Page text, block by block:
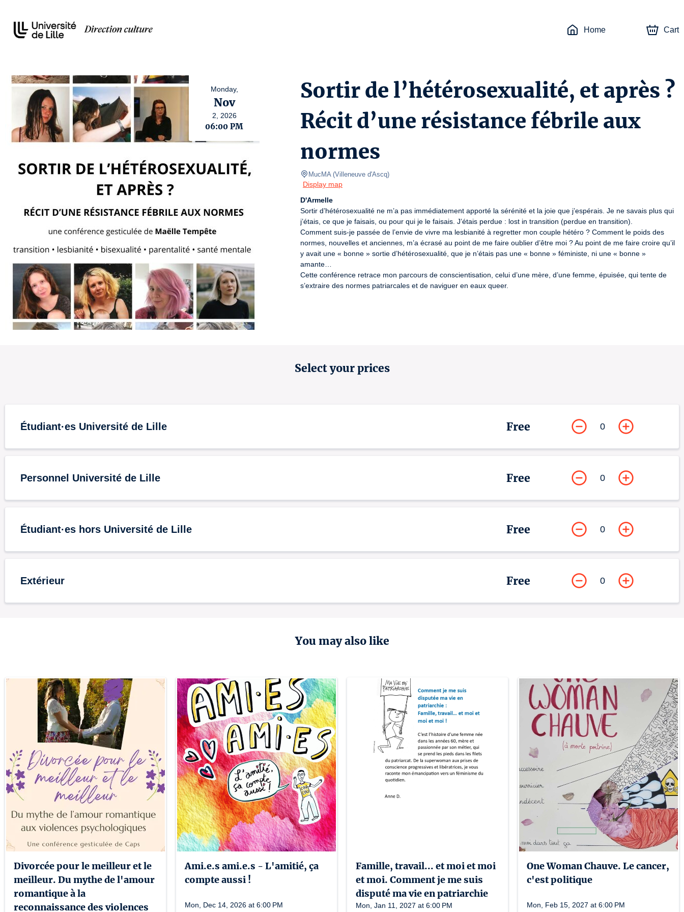
Home Cart
Monday,
Nov
2, 2026
06:00 PM
Sortir de l’hétérosexualité, et après ?
Récit d’une résistance fébrile aux
normes
MucMA (Villeneuve d'Ascq)
Display map
D'Armelle
Sortir d’hétérosexualité ne m’a pas immédiatement apporté la sérénité et la joie que j’espérais. Je ne savais plus qui
j’étais, ce que je faisais, ou pour qui je le faisais. J’étais perdue : lost in transition (perdue en transition).
Comment suis-je passée de l’envie de vivre ma lesbianité à regretter mon couple hétéro ? Comment le poids des
normes, nouvelles et anciennes, m’a écrasé au point de me faire oublier d’être moi ? Au point de me faire croire qu’il
y avait une « bonne » sortie d’hétérosexualité, que je n’étais pas une « bonne » féministe, ni une « bonne »
amante…
Cette conférence retrace mon parcours de conscientisation, celui d’une mère, d’une femme, épuisée, qui tente de
s’extraire des normes patriarcales et de naviguer en eaux queer.
Select your prices
Étudiant·es Université de Lille Free 0
Personnel Université de Lille Free 0
Étudiant·es hors Université de Lille Free 0
Extérieur Free 0
You may also like
Divorcée pour le meilleur et le
meilleur. Du mythe de l'amour
romantique à la
reconnaissance des violences
Ami.e.s ami.e.s - L'amitié, ça
compte aussi !
Mon, Dec 14, 2026 at 6:00 PM
Famille, travail... et moi et moi
et moi. Comment je me suis
disputé ma vie en patriarchie
Mon, Jan 11, 2027 at 6:00 PM
One Woman Chauve. Le cancer,
c'est politique
Mon, Feb 15, 2027 at 6:00 PM